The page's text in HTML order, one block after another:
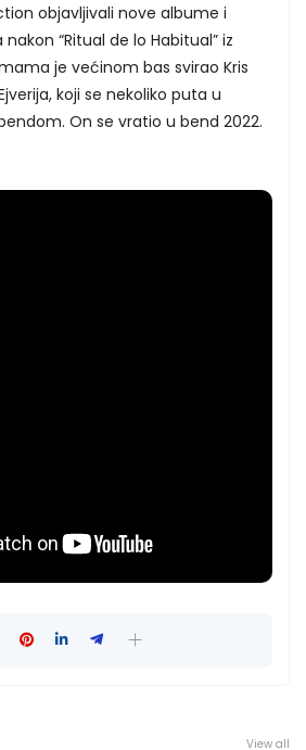
objavljivali nove albume i
“Ritual de lo Habitual” iz
je većinom bas svirao Kris
koji se nekoliko puta u
On se vratio u bend 2022.
View all